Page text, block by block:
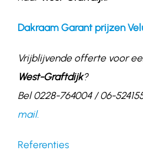
Dakraam Garant prijzen
Vrijblijvende offerte voor
West-Graftdijk?
Bel 0228-764004 / 06-
mail.
Referenties